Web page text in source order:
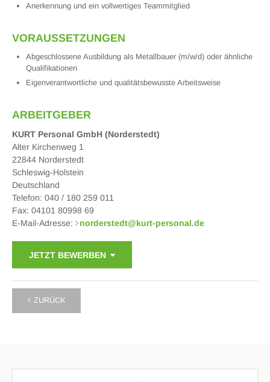
Anerkennung und ein vollwertiges Teammitglied
VORAUSSETZUNGEN
Abgeschlossene Ausbildung als Metallbauer (m/w/d) oder ähnliche
Qualifikationen
Eigenverantwortliche und qualitätsbewusste Arbeitsweise
ARBEITGEBER
KURT Personal GmbH (Norderstedt)
Alter Kirchenweg 1
22844 Norderstedt
Schleswig-Holstein
Deutschland
Telefon: 040 / 180 259 011
Fax: 04101 80998 69
E-Mail-Adresse:
norderstedt@kurt-personal.de
JETZT BEWERBEN
ZURÜCK